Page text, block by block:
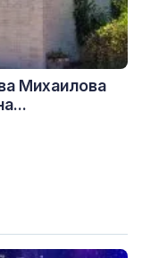
Михаилова